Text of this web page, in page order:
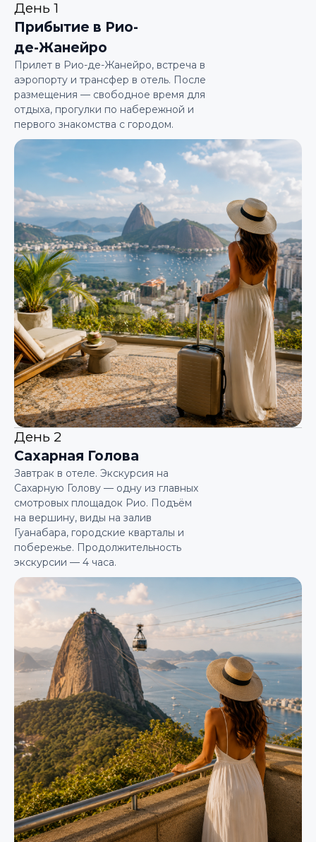
День 1
Прибытие в Рио-
де-Жанейро
Прилет в Рио-де-Жанейро, встреча в
аэропорту и трансфер в отель. После
размещения — свободное время для
отдыха, прогулки по набережной и
первого знакомства с городом.
День 2
Сахарная Голова
Завтрак в отеле. Экскурсия на
Сахарную Голову — одну из главных
смотровых площадок Рио. Подъём
на вершину, виды на залив
Гуанабара, городские кварталы и
побережье. Продолжительность
экскурсии — 4 часа.